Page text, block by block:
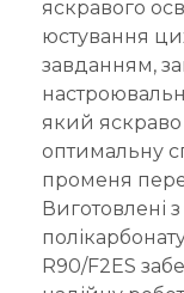
яскравого
юстування
завданням,
який яскраво
оптимальну
променя
Виготовлені
R90/F2ES